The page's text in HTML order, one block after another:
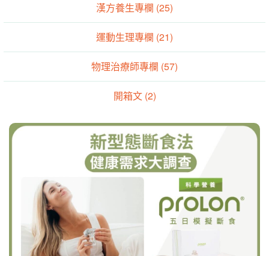
漢方養生專欄 (25)
運動生理專欄 (21)
物理治療師專欄 (57)
開箱文 (2)